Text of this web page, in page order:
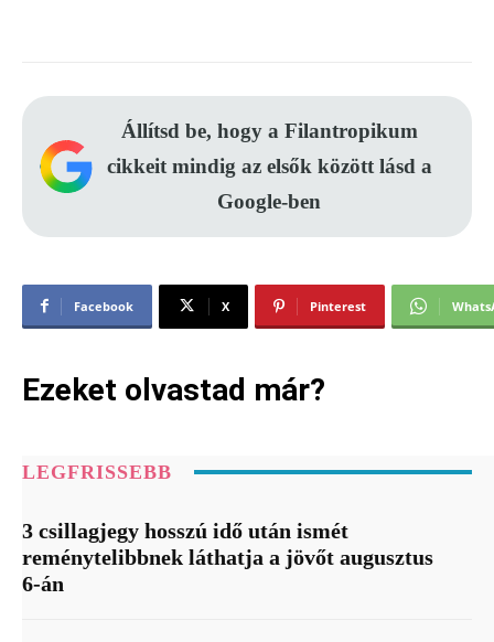
Állítsd be, hogy a Filantropikum
cikkeit mindig az elsők között lásd a
Google-ben
Facebook X Pinterest
Ezeket olvastad már?
LEGFRISSEBB
3 csillagjegy hosszú idő után ismét
reménytelibbnek láthatja a jövőt augusztus
6-án